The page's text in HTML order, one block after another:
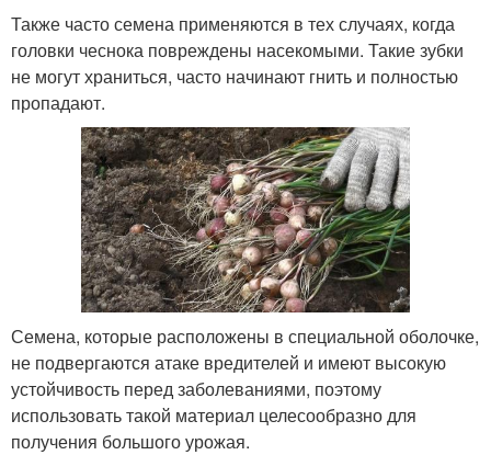
Также часто семена применяются в тех случаях, когда
головки чеснока повреждены насекомыми. Такие зубки
не могут храниться, часто начинают гнить и полностью
пропадают.
Семена, которые расположены в специальной оболочке,
не подвергаются атаке вредителей и имеют высокую
устойчивость перед заболеваниями, поэтому
использовать такой материал целесообразно для
получения большого урожая.